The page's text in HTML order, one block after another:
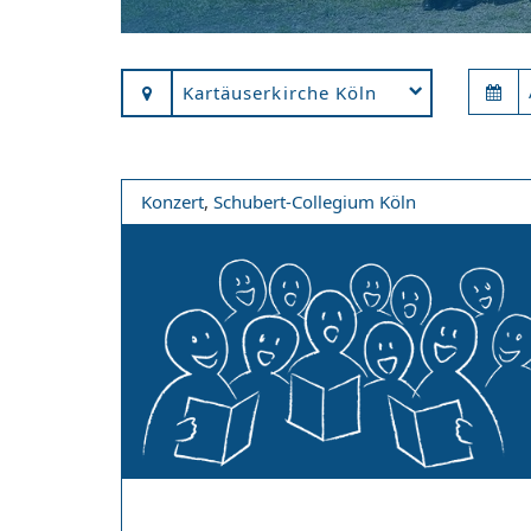
Kartäuserkirche Köln
Konzert, Schubert-Collegium Köln